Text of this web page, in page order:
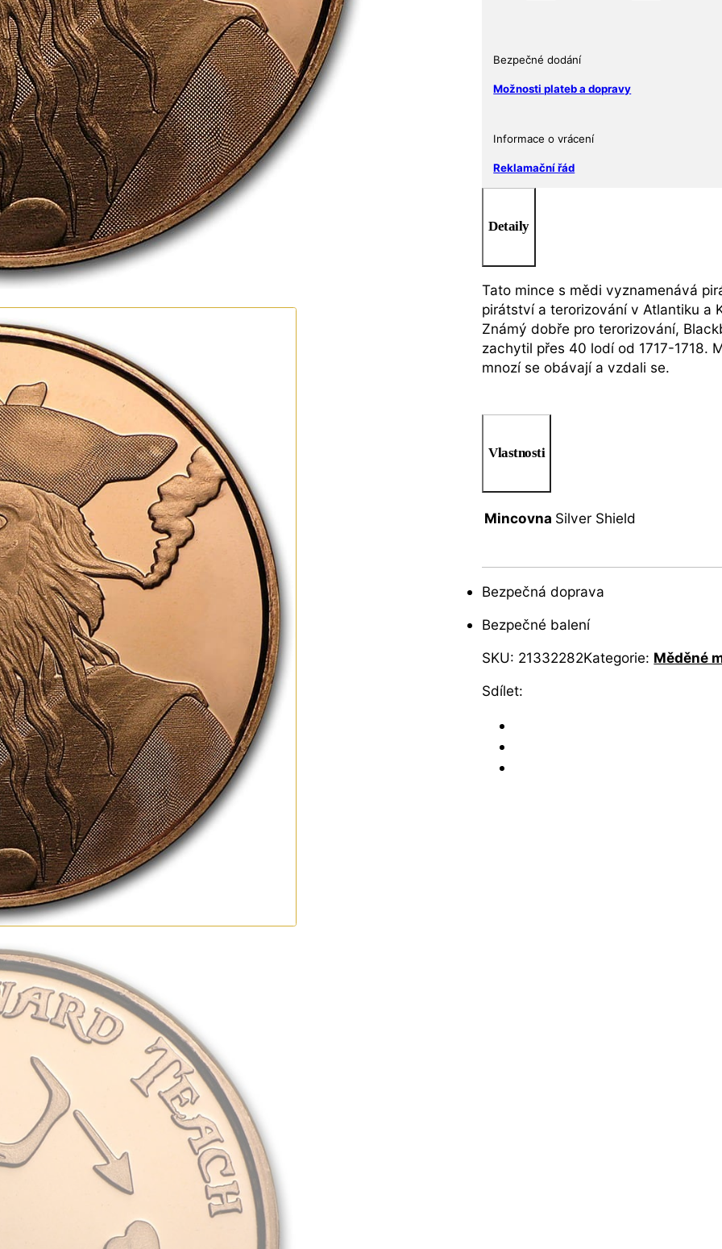
množství
Bezpečné dodání
Možnosti plateb a dopravy
Informace o vrácení
Reklamační řád
Detaily
Tato mince s mědi vyznamenává
pirátství a terorizování v Atlantiku a
Známý dobře pro terorizování,
zachytil přes 40 lodí od 1717-1718.
mnozí se obávají a vzdali se.
Vlastnosti
Mincovna Silver Shield
Bezpečná doprava
Bezpečné balení
SKU: 21332282Kategorie: Měděné
Sdílet: